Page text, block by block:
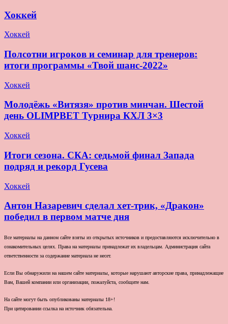
Хоккей
Хоккей
Полсотни игроков и семинар для тренеров:
итоги программы «Твой шанс-2022»
Хоккей
Молодёжь «Витязя» против минчан. Шестой
день OLIMPBET Турнира КХЛ 3×3
Хоккей
Итоги сезона. СКА: седьмой финал Запада
подряд и рекорд Гусева
Хоккей
Антон Назаревич сделал хет-трик, «Дракон»
победил в первом матче дня
Все материалы на данном сайте взяты из открытых источников и предоставляются исключительно в
ознакомительных целях. Права на материалы принадлежат их владельцам. Администрация сайта
ответственности за содержание материала не несет.
Если Вы обнаружили на нашем сайте материалы, которые нарушают авторские права, принадлежащие
Вам, Вашей компании или организации, пожалуйста, сообщите нам.
На сайте могут быть опубликованы материалы 18+!
При цитировании ссылка на источник обязательна.